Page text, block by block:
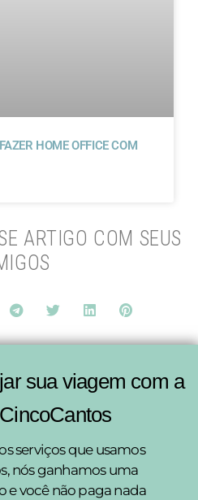
HOME OFFICE COM
ARTIGO COM SEUS
sua viagem com a
serviços que usamos
nós ganhamos uma
e você não paga nada